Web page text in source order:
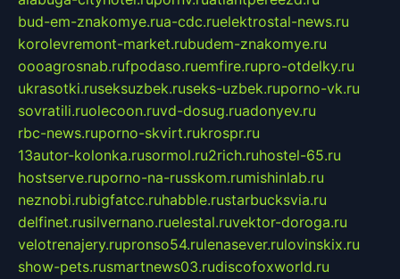
bud-em-znakomye.rua-cdc.ruelektrostal-news.ru
korolevremont-market.rubudem-znakomye.ru
oooagrosnab.rufpodaso.ruemfire.rupro-otdelky.ru
ukrasotki.ruseksuzbek.ruseks-uzbek.ruporno-vk.ru
sovratili.ruolecoon.ruvd-dosug.ruadonyev.ru
rbc-news.ruporno-skvirt.rukrospr.ru
13autor-kolonka.rusormol.ru2rich.ruhostel-65.ru
hostserve.ruporno-na-russkom.rumishinlab.ru
neznobi.rubigfatcc.ruhabble.rustarbucksvia.ru
delfinet.rusilvernano.ruelestal.ruvektor-doroga.ru
velotrenajery.rupronso54.rulenasever.rulovinskix.ru
show-pets.rusmartnews03.rudiscofoxworld.ru